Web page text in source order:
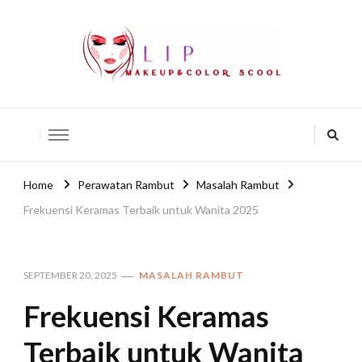
Home Perawatan Rambut
Masalah Rambut
Frekuensi Keramas Terbaik untuk Wanita 2025
SEPTEMBER 20, 2025 MASALAH RAMBUT
Frekuensi Keramas
Terbaik untuk Wanita